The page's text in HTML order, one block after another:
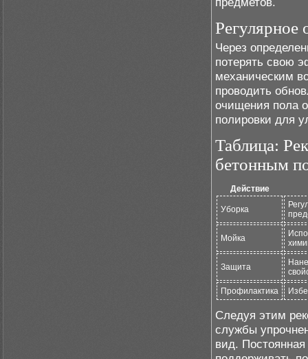
Регулярное
Через
потерять свою
механическим
проводить
очищения пола
полировки для
Таблица:
бетонным
Действие
Уборка
Мойка
Защита
Профилактика
Следуя этим
службы
вид.